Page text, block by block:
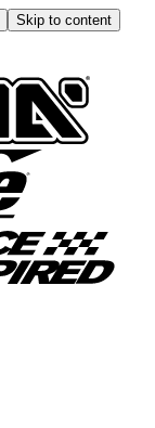
Skip to content